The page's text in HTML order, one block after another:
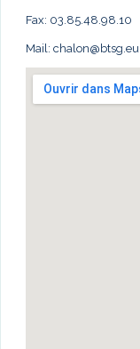
Fax: 03.85.48.98.10
Mail: chalon@btsg.eu